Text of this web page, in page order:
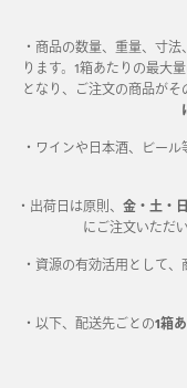
・商品の数量、重量、寸
ります。1箱あたりの最大
となり、ご注文の商品がそ
・ワインや日本酒、ビー
・出荷日は原則、 金・土・
にご注文いただ
・資源の有効活用として
・以下、配送先ごとの1箱